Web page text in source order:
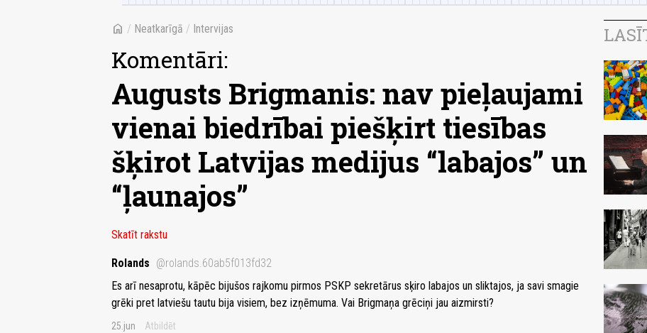
home / Neatkarīgā / Intervijas
Komentāri:
Augusts Brigmanis: nav pieļaujami
vienai biedrībai piešķirt tiesības
šķirot Latvijas medijus “labajos” un
“ļaunajos”
Skatīt rakstu
Rolands @rolands.60ab5f013fd32
Es arī nesaprotu, kāpēc bijušos rajkomu pirmos PSKP sekretārus sķiro labajos un sliktajos, ja savi smagie
grēki pret latviešu tautu bija visiem, bez izņēmuma. Vai Brigmaņa grēciņi jau aizmirsti?
25.jun Atbildēt